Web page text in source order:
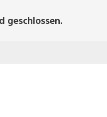
geschlossen.